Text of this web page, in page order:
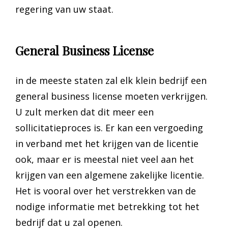
regering van uw staat.
General Business License
in de meeste staten zal elk klein bedrijf een
general business license moeten verkrijgen.
U zult merken dat dit meer een
sollicitatieproces is. Er kan een vergoeding
in verband met het krijgen van de licentie
ook, maar er is meestal niet veel aan het
krijgen van een algemene zakelijke licentie.
Het is vooral over het verstrekken van de
nodige informatie met betrekking tot het
bedrijf dat u zal openen.